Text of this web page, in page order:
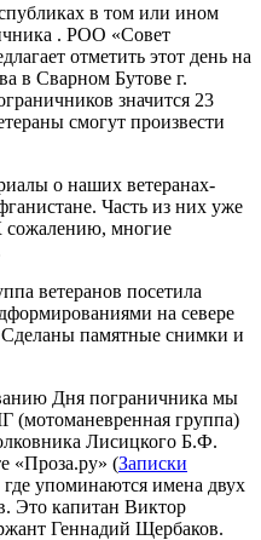
в том или ином
. РОО «Совет
отметить этот день на
в Сварном Бутове г.
значится 23
смогут произвести
о наших ветеранах-
Часть из них уже
сожалению, многие
ветеранов посетила
на севере
Сделаны памятные снимки и
Дня пограничника мы
(мотоманевренная группа)
Лисицкого Б.Ф.
«Проза.ру» (Записки
где упоминаются имена двух
Это капитан Виктор
Геннадий Щербаков.